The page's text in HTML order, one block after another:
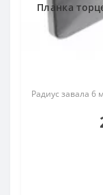
Планка
Радиус завала 6